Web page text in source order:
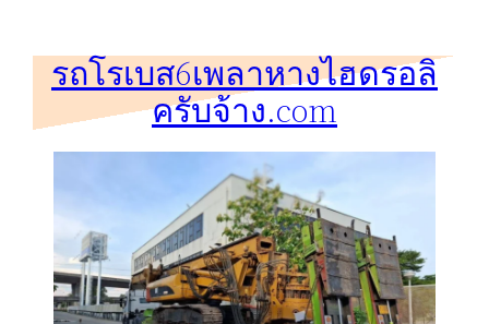
รถโรเบส6เพลาหางไฮดรอลิ
ครับจ้าง.com